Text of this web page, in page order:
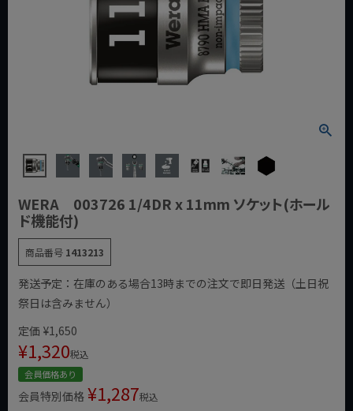
WERA 003726 1/4DR x 11mm ソケット(ホール
ド機能付)
商品番号 1413213
発送予定：在庫のある場合13時までの注文で即日発送（土日祝
祭日は含みません）
定価 ¥1,650
¥1,320税込
会員価格あり
会員特別価格 ¥1,287税込